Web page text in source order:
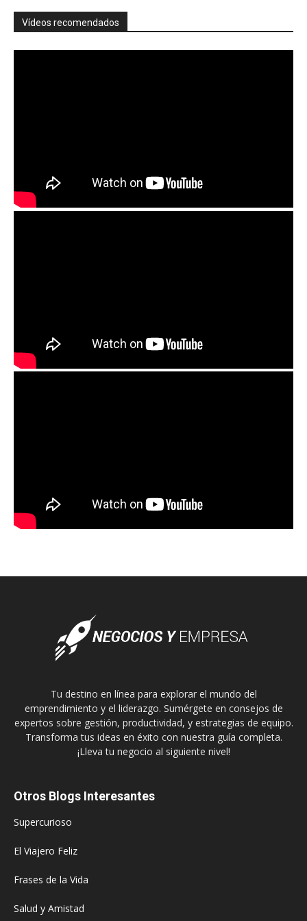
Vídeos recomendados
Tu destino en línea para explorar el mundo del
emprendimiento y el liderazgo. Sumérgete en consejos de
expertos sobre gestión, productividad, y estrategias de equipo.
Transforma tus ideas en éxito con nuestra guía completa.
¡Lleva tu negocio al siguiente nivel!
Otros Blogs Interesantes
Supercurioso
El Viajero Feliz
Frases de la Vida
Salud y Amistad